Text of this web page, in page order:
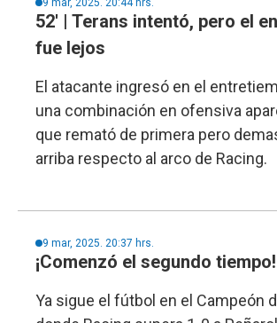
9 mar, 2025. 20:44 hrs.
52' | Terans intentó, pero el
fue lejos
El atacante ingresó en el
una combinación en ofensiva
que remató de primera pero
arriba respecto al arco de Racing.
9 mar, 2025. 20:37 hrs.
¡Comenzó el segundo tiempo!
Ya sigue el fútbol en el Campeón